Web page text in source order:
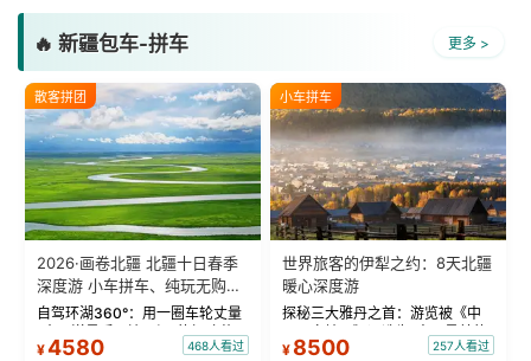
🔥 新疆包车-拼车 更多 >
散客拼团
2026·画卷北疆 北疆十日春季
深度游 小车拼车、纯玩无购
物！
自驾环湖360°：用一圈车轮丈量
“大西洋最后一滴眼泪”的极致蔚
蓝。 赛湖旅拍：甄选多款风格服
¥4580 468人看过
小车拼车
世界旅客的伊犁之约：8天北疆
暖心深度游
探秘三大雅丹之首：游览被《中
国国家地理》评选为“中国最美的
三大雅丹”第一名的克拉玛依魔鬼
¥ 8500 257人看过